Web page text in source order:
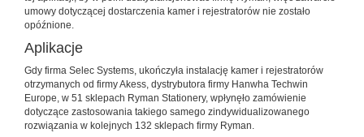
umowy dotyczącej dostarczenia kamer i rejestratorów nie zostało
opóźnione.
Aplikacje
Gdy firma Selec Systems, ukończyła instalację kamer i rejestratorów
otrzymanych od firmy Akess, dystrybutora firmy Hanwha Techwin
Europe, w 51 sklepach Ryman Stationery, wpłynęło zamówienie
dotyczące zastosowania takiego samego zindywidualizowanego
rozwiązania w kolejnych 132 sklepach firmy Ryman.